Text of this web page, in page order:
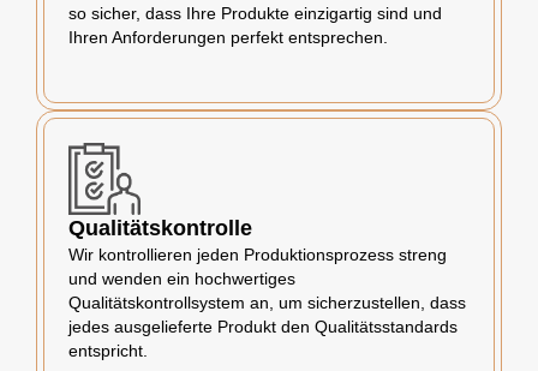
so sicher, dass Ihre Produkte einzigartig sind und
Ihren Anforderungen perfekt entsprechen.
Qualitätskontrolle
Wir kontrollieren jeden Produktionsprozess streng
und wenden ein hochwertiges
Qualitätskontrollsystem an, um sicherzustellen, dass
jedes ausgelieferte Produkt den Qualitätsstandards
entspricht.